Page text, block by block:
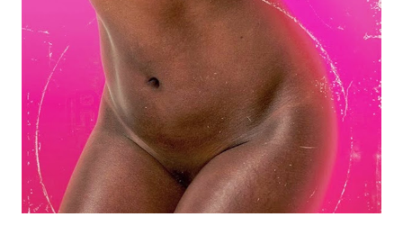
Mendes e Nizaldo Costa) e até filosofia (‘Nos horizontes do
mundo’, de Paulinho da Viola) passam pelo característico
filtro estético da cantora mezzo-soprano. O timbre quase
lírico de Virgínia Rodrigues reveste de delicada solenidade
faixas como as belas ‘Mama Kalunga’ (Tiganá Santana) e ‘Sou
eu’ (Moacir Santos/ Nei Lopes), esta com a dispensável
participação de Tiaganá ...